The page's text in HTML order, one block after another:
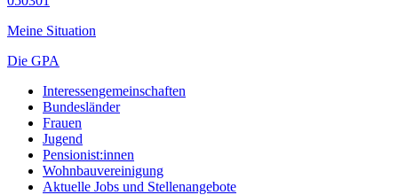
Meine Situation
Die GPA
Interessengemeinschaften
Bundesländer
Frauen
Jugend
Pensionist:innen
Wohnbauvereinigung
Aktuelle Jobs und Stellenangebote